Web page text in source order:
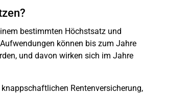
bestimmten Höchstsatz und
können bis zum Jahre
und davon wirken sich im Jahre
Rentenversicherung,